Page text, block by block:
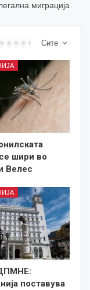
миграција
Сите
шири во
Велес
поставува